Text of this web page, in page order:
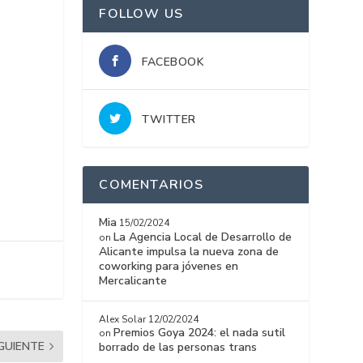
FOLLOW US
FACEBOOK
TWITTER
COMENTARIOS
Mia 15/02/2024
on La Agencia Local de Desarrollo de
Alicante impulsa la nueva zona de
coworking para jóvenes en
Mercalicante
Alex Solar 12/02/2024
on Premios Goya 2024: el nada sutil
borrado de las personas trans